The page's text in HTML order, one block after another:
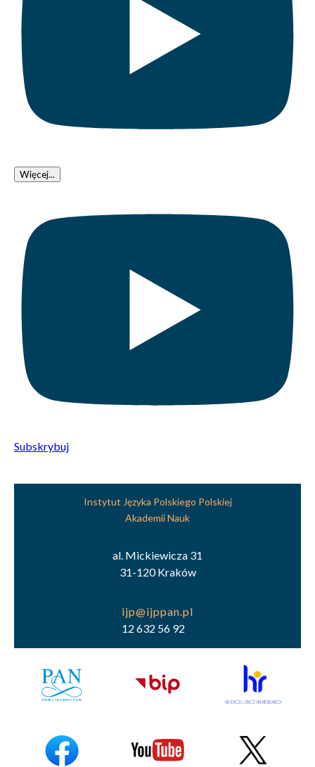
Więcej...
Subskrybuj
Instytut Języka Polskiego Polskiej
Akademii Nauk
al. Mickiewicza 31
31-120 Kraków
12 632 56 92